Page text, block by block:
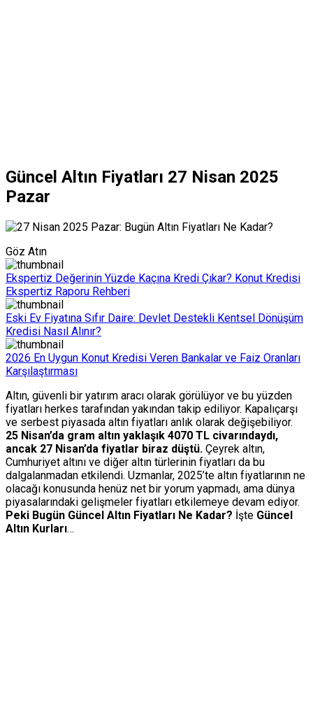
Güncel Altın Fiyatları 27 Nisan 2025
Pazar
Göz Atın
Ekspertiz Değerinin Yüzde Kaçına Kredi Çıkar? Konut Kredisi
Ekspertiz Raporu Rehberi
Eski Ev Fiyatına Sıfır Daire: Devlet Destekli Kentsel Dönüşüm
Kredisi Nasıl Alınır?
2026 En Uygun Konut Kredisi Veren Bankalar ve Faiz Oranları
Karşılaştırması
Altın, güvenli bir yatırım aracı olarak görülüyor ve bu yüzden
fiyatları herkes tarafından yakından takip ediliyor. Kapalıçarşı
ve serbest piyasada altın fiyatları anlık olarak değişebiliyor.
25 Nisan’da gram altın yaklaşık 4070 TL civarındaydı,
ancak 27 Nisan’da fiyatlar biraz düştü. Çeyrek altın,
Cumhuriyet altını ve diğer altın türlerinin fiyatları da bu
dalgalanmadan etkilendi. Uzmanlar, 2025’te altın fiyatlarının ne
olacağı konusunda henüz net bir yorum yapmadı, ama dünya
piyasalarındaki gelişmeler fiyatları etkilemeye devam ediyor.
Peki Bugün Güncel Altın Fiyatları Ne Kadar? İşte Güncel
Altın Kurları…